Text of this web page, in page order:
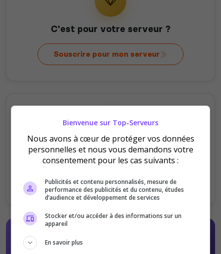
C'est pour votre serveur ?
Souscrire pour mon serveur
C'est pour offrir ?
Offrir au serveur
Bienvenue sur Top-Serveurs
Nous avons à cœur de protéger vos données
personnelles et nous vous demandons votre
consentement pour les cas suivants :
Publicités et contenu personnalisés, mesure de
performance des publicités et du contenu, études
d’audience et développement de services
Stocker et/ou accéder à des informations sur un
appareil
En savoir plus